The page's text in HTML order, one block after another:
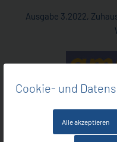
Cookie- und
Alle akzeptieren
Ausgabe 3.2022,